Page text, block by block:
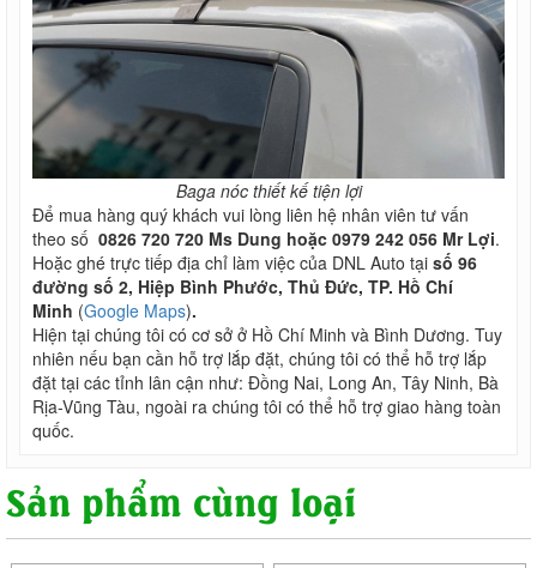
Baga nóc thiết kế tiện lợi
Để mua hàng quý khách vui lòng liên hệ nhân viên tư vấn
theo số 0826 720 720 Ms Dung hoặc 0979 242 056 Mr Lợi.
Hoặc ghé trực tiếp địa chỉ làm việc của DNL Auto tại số 96
đường số 2, Hiệp Bình Phước, Thủ Đức, TP. Hồ Chí
Minh (Google Maps).
Hiện tại chúng tôi có cơ sở ở Hồ Chí Minh và Bình Dương. Tuy
nhiên nếu bạn cần hỗ trợ lắp đặt, chúng tôi có thể hỗ trợ lắp
đặt tại các tỉnh lân cận như: Đồng Nai, Long An, Tây Ninh, Bà
Rịa-Vũng Tàu, ngoài ra chúng tôi có thể hỗ trợ giao hàng toàn
quốc.
Sản phẩm cùng loại